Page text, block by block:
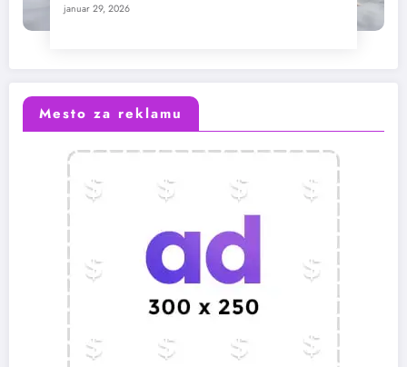
januar 29, 2026
Mesto za reklamu